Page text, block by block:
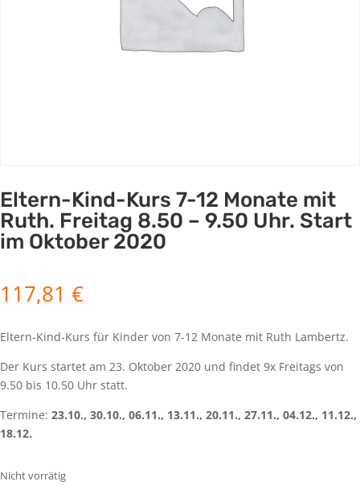
Eltern-Kind-Kurs 7-12 Monate mit
Ruth. Freitag 8.50 – 9.50 Uhr. Start
im Oktober 2020
117,81 €
Eltern-Kind-Kurs für Kinder von 7-12 Monate mit Ruth Lambertz.
Der Kurs startet am 23. Oktober 2020 und findet 9x Freitags von
9.50 bis 10.50 Uhr statt.
Termine: 23.10., 30.10., 06.11., 13.11., 20.11., 27.11., 04.12., 11.12.,
18.12.
Nicht vorrätig